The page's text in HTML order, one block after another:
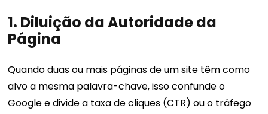
1. Diluição da Autoridade da
Página
Quando duas ou mais páginas de um site têm como
alvo a mesma palavra-chave, isso confunde o
Google e divide a taxa de cliques (CTR) ou o tráfego